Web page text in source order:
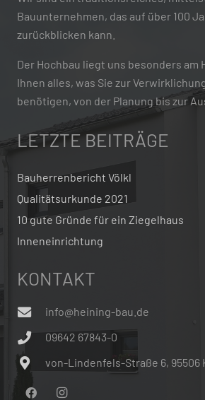
Bauunternehmen, das auf über 100
zurückblicken kann.
Der Hochbau liegt uns besonders am
Ihnen alles, was Sie zur
benötigen, von der Planung bis zur
LETZTE BEITRÄGE
Bauherrenbericht Völkl
Qualitätsurkunde 2021
10 gute Gründe für ein Ziegelhaus
Inneneinrichtung
KONTAKT
info@heining-bau.de
09642 67843-0
von-Lindenfels-Straße 6, 95506